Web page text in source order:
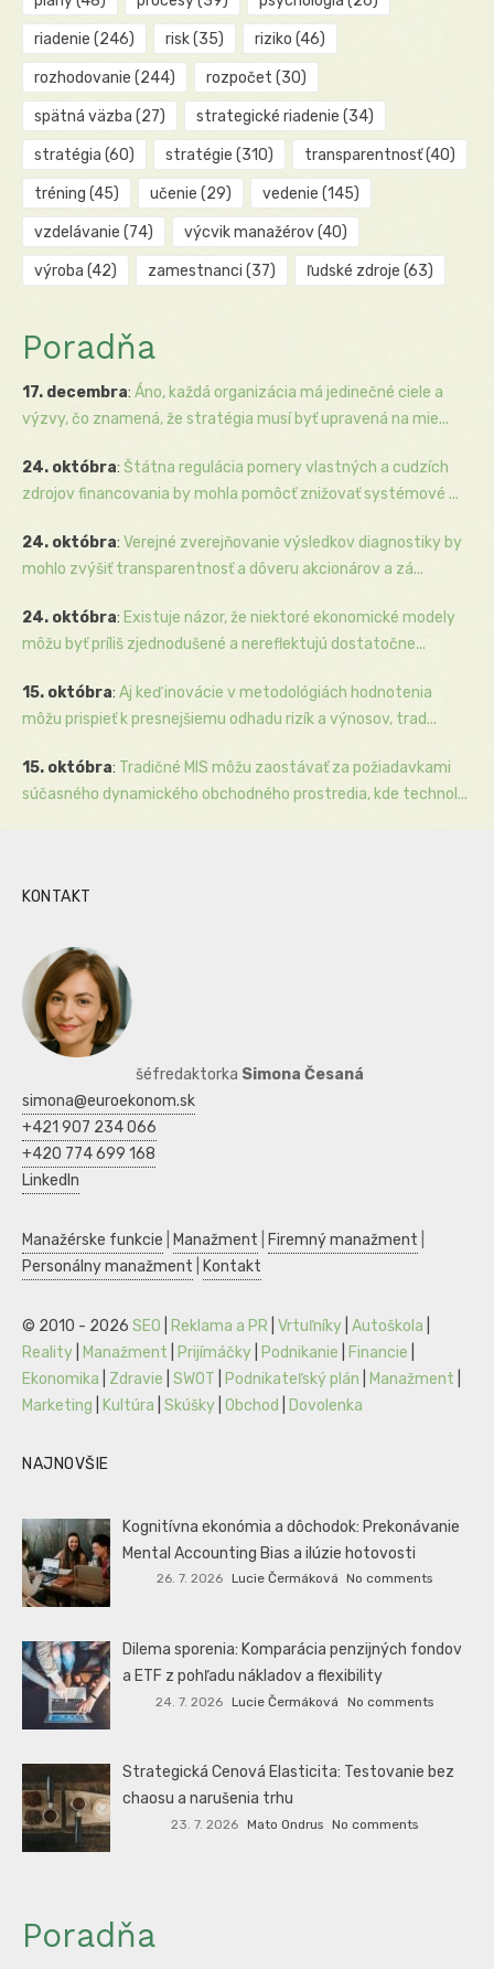
riadenie (246) risk(35) riziko (46)
rozhodovanie (244) rozpočet (30)
spätná väzba (27) strategické riadenie (34)
stratégia (60) stratégie (310) transparentnosť(40)
tréning (45) učenie (29) vedenie (145)
vzdelávanie (74) výcvik manažérov(40)
výroba (42) zamestnanci (37) ľudské zdroje (63)
Poradňa
17. decembra: Áno, každá organizácia má jedinečné ciele a
výzvy, čo znamená, že stratégia musí byť upravená na mie...
24. októbra: Štátna regulácia pomery vlastných a cudzích
zdrojov financovania by mohla pomôcť znižovať systémové ...
24. októbra: Verejné zverejňovanie výsledkov diagnostiky by
mohlo zvýšiť transparentnosť a dôveru akcionárov a zá...
24. októbra: Existuje názor, že niektoré ekonomické modely
môžu byť príliš zjednodušené a nereflektujú dostatočne...
15. októbra: Aj keď inovácie v metodológiách hodnotenia
môžu prispieť k presnejšiemu odhadu rizík a výnosov, trad...
15. októbra: Tradičné MIS môžu zaostávať za požiadavkami
súčasného dynamického obchodného prostredia, kde technol...
KONTAKT
šéfredaktorka Simona Česaná
simona@euroekonom.sk
+421 907 234 066
+420 774 699 168
LinkedIn
Manažérske funkcie Manažment Firemný manažment
Personálny manažment
Kontakt
© 2010 - 2026 SEO Reklama a PR Vrtuľníky Autoškola
Reality
Manažment Prijímáčky Podnikanie Financie
Ekonomika
Zdravie SWOT Podnikateľský plán Manažment
Marketing
Kultúra Skúšky Obchod Dovolenka
NAJNOVŠIE
Kognitívna ekonómia a dôchodok: Prekonávanie
Mental Accounting Bias a ilúzie hotovosti
26. 7. 2026 Lucie Čermáková No comments
Dilema sporenia: Komparácia penzijných fondov
a ETF z pohľadu nákladov a flexibility
24. 7. 2026 Lucie Čermáková No comments
Strategická Cenová Elasticita: Testovanie bez
chaosu a narušenia trhu
23. 7. 2026 Mato Ondrus No comments
Poradňa